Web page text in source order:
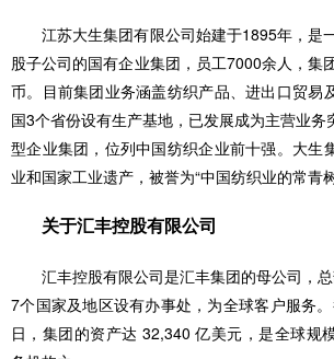
江苏大生集团有限公司始建于1895年，是
股子公司的国有企业集团，员工7000余人，集
币。目前集团业务涵盖纺织产品、进出口贸易
国3个省份设有生产基地，已发展成为主营业务
型企业集团，位列中国纺织企业前十强。大生
业和国家工业遗产，被誉为“中国纺织业的常青树
关于汇丰控股有限公司
汇丰控股有限公司是汇丰集团的母公司，
7个国家及地区设有办事处，为全球客户服务
日，集团的资产达 32,340 亿美元，是全球规